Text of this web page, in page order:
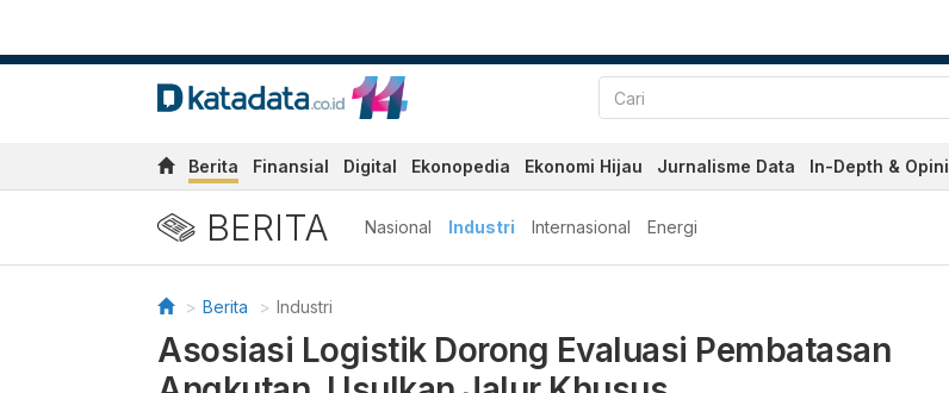
Berita Finansial Digital Ekonopedia Ekonomi Hijau Jurnalisme Data In-Depth & Opini
BERITA Nasional Industri Internasional Energi
Berita Industri
Asosiasi Logistik Dorong Evaluasi Pembatasan